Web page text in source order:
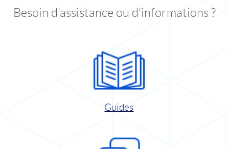
Besoin d'assistance ou d'informations ?
Guides